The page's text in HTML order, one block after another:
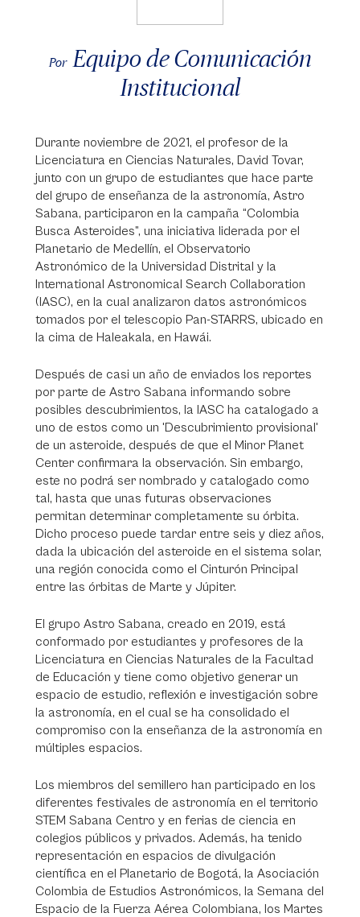
Por Equipo de Comunicación
Institucional
Durante noviembre de 2021, el profesor de la
Licenciatura en Ciencias Naturales, David Tovar,
junto con un grupo de estudiantes que hace parte
del grupo de enseñanza de la astronomía, Astro
Sabana, participaron en la campaña “Colombia
Busca Asteroides”, una iniciativa liderada por el
Planetario de Medellín, el Observatorio
Astronómico de la Universidad Distrital y la
International Astronomical Search Collaboration
(IASC), en la cual analizaron datos astronómicos
tomados por el telescopio Pan-STARRS, ubicado en
la cima de Haleakala, en Hawái.
Después de casi un año de enviados los reportes
por parte de Astro Sabana informando sobre
posibles descubrimientos, la IASC ha catalogado a
uno de estos como un 'Descubrimiento provisional'
de un asteroide, después de que el Minor Planet
Center confirmara la observación. Sin embargo,
este no podrá ser nombrado y catalogado como
tal, hasta que unas futuras observaciones
permitan determinar completamente su órbita.
Dicho proceso puede tardar entre seis y diez años,
dada la ubicación del asteroide en el sistema solar,
una región conocida como el Cinturón Principal
entre las órbitas de Marte y Júpiter.
El grupo Astro Sabana, creado en 2019, está
conformado por estudiantes y profesores de la
Licenciatura en Ciencias Naturales de la Facultad
de Educación y tiene como objetivo generar un
espacio de estudio, reflexión e investigación sobre
la astronomía, en el cual se ha consolidado el
compromiso con la enseñanza de la astronomía en
múltiples espacios.
Los miembros del semillero han participado en los
diferentes festivales de astronomía en el territorio
STEM Sabana Centro y en ferias de ciencia en
colegios públicos y privados. Además, ha tenido
representación en espacios de divulgación
científica en el Planetario de Bogotá, la Asociación
Colombia de Estudios Astronómicos, la Semana del
Espacio de la Fuerza Aérea Colombiana, los Martes